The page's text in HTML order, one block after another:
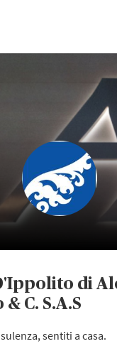
di
C. S.A.S
sentiti a casa.